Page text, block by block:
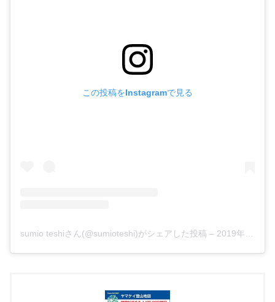
この投稿をInstagramで見る
sumio teshiさん(@sumioteshi)がシェアした投稿 – 2019年 9月月3日午後7時26分PDT